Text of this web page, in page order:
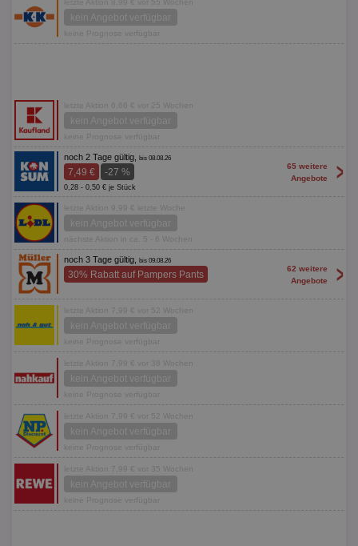
letzte Aktion 8,99 € vor 55 Wochen
kein Angebot verfügbar
keine Prognose verfügbar
letzte Aktion 6,66 € vor 25 Wochen
kein Angebot verfügbar
keine Prognose verfügbar
noch 2 Tage gültig, bis 08.08.26
7,49 € -27 %
0,28 - 0,50 € je Stück
65 weitere
Angebote
>
letzte Aktion 9,99 € letzte Woche
kein Angebot verfügbar
nächste Aktion in ca. 5 - 6 Wochen
noch 3 Tage gültig, bis 09.08.26
30% Rabatt auf Pampers Pants
62 weitere
Angebote
>
letzte Aktion 7,99 € vor 52 Wochen
kein Angebot verfügbar
keine Prognose verfügbar
letzte Aktion 7,99 € vor 38 Wochen
kein Angebot verfügbar
keine Prognose verfügbar
letzte Aktion 7,99 € vor 52 Wochen
kein Angebot verfügbar
keine Prognose verfügbar
letzte Aktion 7,99 € vor 35 Wochen
kein Angebot verfügbar
keine Prognose verfügbar